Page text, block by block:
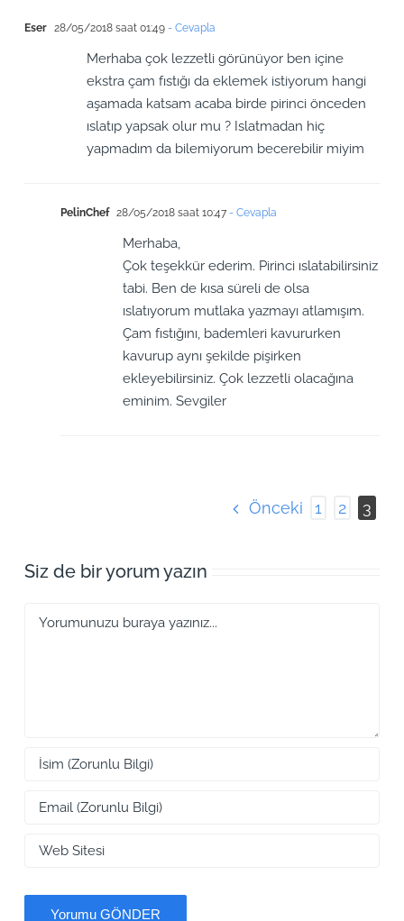
Eser 28/05/2018 saat 01:49- Cevapla
Merhaba çok lezzetli görünüyor ben içine
ekstra çam fıstığı da eklemek istiyorum hangi
aşamada katsam acaba birde pirinci önceden
ıslatıp yapsak olur mu ? Islatmadan hiç
yapmadım da bilemiyorum becerebilir miyim
PelinChef 28/05/2018 saat 10:47- Cevapla
Merhaba,
Çok teşekkür ederim. Pirinci ıslatabilirsiniz
tabi. Ben de kısa süreli de olsa
ıslatıyorum mutlaka yazmayı atlamışım.
Çam fıstığını, bademleri kavururken
kavurup aynı şekilde pişirken
ekleyebilirsiniz. Çok lezzetli olacağına
eminim. Sevgiler
Önceki 1 2 3
Siz de bir yorum yazın